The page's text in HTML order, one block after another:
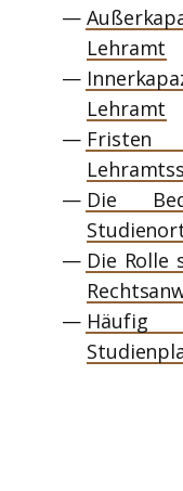
Lehramt
Lehramt
Die
Die Rolle
Häufig